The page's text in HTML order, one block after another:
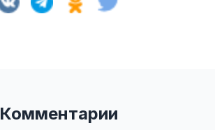
Комментарии